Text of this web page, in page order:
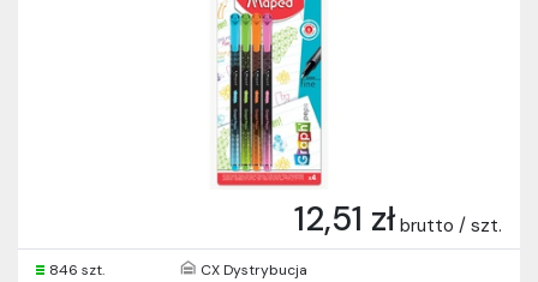
12,51 zł brutto / szt.
846 szt. CX Dystrybucja